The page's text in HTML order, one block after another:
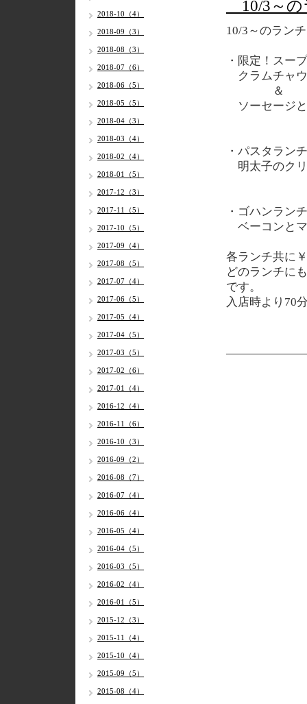
10/3～の
10/3 ～のラン
・限定！スー
クラムチャ
＆
ソーセージ
・パスタランチ
明太子のク
・ゴハンランチ
ベーコンと
各ランチ共に
どのランチに
です。
入店時より70
2018-10（4）
2018-09（3）
2018-08（3）
2018-07（6）
2018-06（5）
2018-05（5）
2018-04（3）
2018-03（4）
2018-02（4）
2018-01（5）
2017-12（3）
2017-11（5）
2017-10（5）
2017-09（4）
2017-08（5）
2017-07（4）
2017-06（5）
2017-05（4）
2017-04（5）
2017-03（5）
2017-02（6）
2017-01（4）
2016-12（4）
2016-11（6）
2016-10（3）
2016-09（2）
2016-08（7）
2016-07（4）
2016-06（4）
2016-05（4）
2016-04（5）
2016-03（5）
2016-02（4）
2016-01（5）
2015-12（3）
2015-11（4）
2015-10（4）
2015-09（5）
2015-08（4）